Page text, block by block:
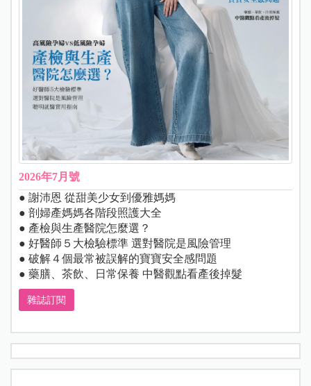
2026年7月號
● 謝沛恩 從甜美少女到優雅媽媽
● 剖婦產媽媽各階段照護大全
● 產檢與生產醫院怎麼選？
● 好醫師５大檢驗標準 選對醫院是風險管理
● 破解４個最常被誤解的寶寶安全感問題
● 藥膳、茶飲、日常保養 中醫觀點看產後掉髮
雜誌訂閱